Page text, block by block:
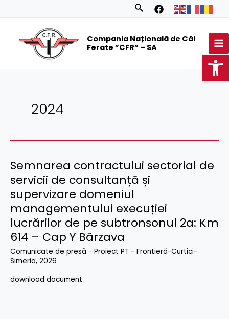
Search
Compania Națională de Căi
Ferate ”CFR” – SA
2024
Semnarea contractului sectorial de
servicii de consultanță și
supervizare domeniul
managementului execuției
lucrărilor de pe subtronsonul 2a: Km
614 – Cap Y Bârzava
Comunicate de presă - Proiect PT - Frontieră-Curtici-
Simeria, 2026
download document